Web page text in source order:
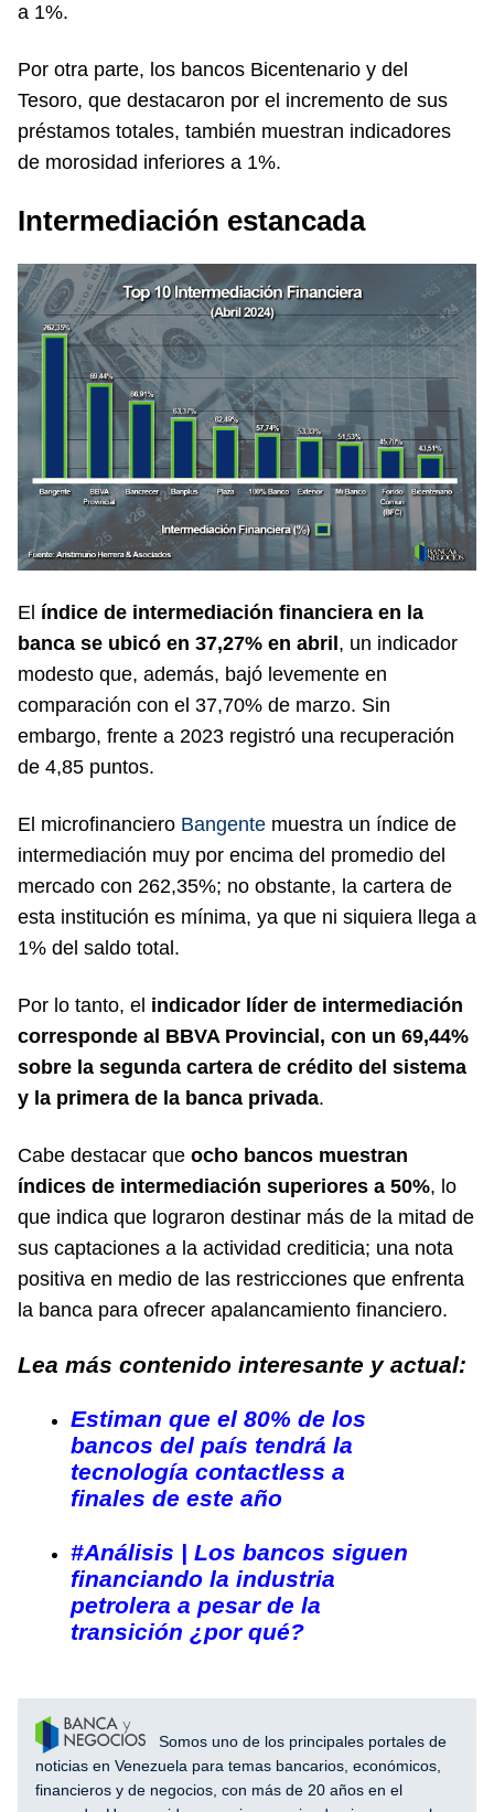
a 1%.
Por otra parte, los bancos Bicentenario y del
Tesoro, que destacaron por el incremento de sus
préstamos totales, también muestran indicadores
de morosidad inferiores a 1%.
Intermediación estancada
El índice de intermediación financiera en la
banca se ubicó en 37,27% en abril, un indicador
modesto que, además, bajó levemente en
comparación con el 37,70% de marzo. Sin
embargo, frente a 2023 registró una recuperación
de 4,85 puntos.
El microfinanciero Bangente muestra un índice de
intermediación muy por encima del promedio del
mercado con 262,35%; no obstante, la cartera de
esta institución es mínima, ya que ni siquiera llega a
1% del saldo total.
Por lo tanto, el indicador líder de intermediación
corresponde al BBVA Provincial, con un 69,44%
sobre la segunda cartera de crédito del sistema
y la primera de la banca privada.
Cabe destacar que ocho bancos muestran
índices de intermediación superiores a 50%, lo
que indica que lograron destinar más de la mitad de
sus captaciones a la actividad crediticia; una nota
positiva en medio de las restricciones que enfrenta
la banca para ofrecer apalancamiento financiero.
Lea más contenido interesante y actual:
Estiman que el 80% de los
bancos del país tendrá la
tecnología contactless a
finales de este año
#Análisis | Los bancos siguen
financiando la industria
petrolera a pesar de la
transición ¿por qué?
Somos uno de los principales portales de
noticias en Venezuela para temas bancarios, económicos,
financieros y de negocios, con más de 20 años en el